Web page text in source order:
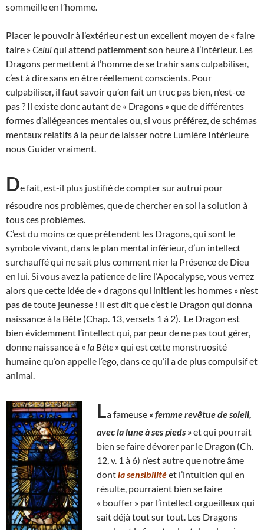
sommeille en l’homme.
Placer le pouvoir à l’extérieur est un excellent moyen de « faire
taire »Celuiqui attend patiemment son heure à l’intérieur. Les
Dragons permettent à l’homme de se trahir sans culpabiliser,
c’est à dire sans en être réellement conscients. Pour
culpabiliser, il faut savoir qu’on fait un truc pas bien, n’est-ce
pas ? Il existe donc autant de « Dragons » que de différentes
formes d’allégeances mentales ou, si vous préférez, de schémas
mentaux relatifs à la peur de laisser notre Lumière Intérieure
nous Guider vraiment.
De fait, est-il plus justifié de compter sur autrui pour
résoudre nos problèmes, que de chercher en soi la solution à
tous ces problèmes.
C’est du moins ce que prétendent les Dragons, qui sont le
symbole vivant, dans le plan mental inférieur, d’un intellect
surchauffé qui ne sait plus comment nier la Présence de Dieu
en lui. Si vous avez la patience de lire l’Apocalypse, vous verrez
alors que cette idée de « dragons qui initient les hommes » n’est
pas de toute jeunesse ! Il est dit que c’est le Dragon qui donna
naissance à la Bête (Chap. 13, versets 1 à 2). Le Dragon est
bien évidemment l’intellect qui, par peur de ne pas tout gérer,
donne naissance à « la Bête » qui est cette monstruosité
humaine qu’on appelle l’ego, dans ce qu’il a de plus compulsif et
animal.
La fameuse « femme revêtue de soleil,
avec la lune à ses pieds »et qui pourrait
bien se faire dévorer par le Dragon (Ch.
12, v. 1 à 6) n’est autre que notre âme
dontla sensibilitéet l’intuition qui en
résulte, pourraient bien se faire
« bouffer » par l’intellect orgueilleux qui
sait déjà tout sur tout. Les Dragons